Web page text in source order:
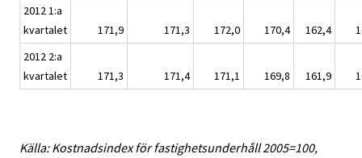
2012 1:a
kvartalet
171,9 171,3 172,0 170,4 162,4
2012 2:a
kvartalet
171,3 171,4 171,1 169,8 161,9
Källa: Kostnadsindex för fastighetsunderhåll 2005=100,